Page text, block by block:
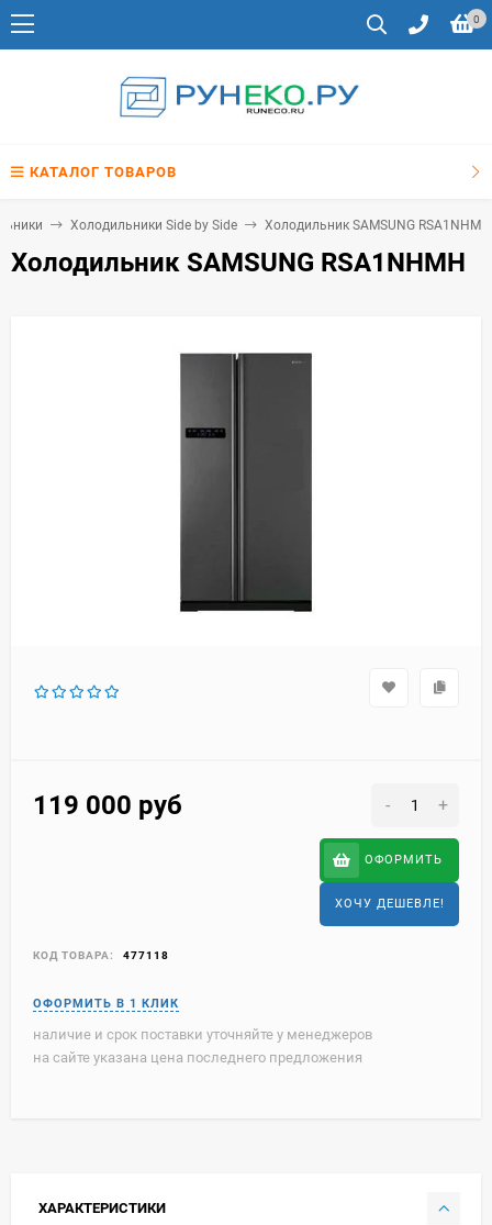
0
КАТАЛОГ ТОВАРОВ
Холодильники Side by Side Холодильник SAMSUNG RSA1NHMH
Холодильник SAMSUNG RSA1NHMH
119 000 руб - +
ОФОРМИТЬ
ХОЧУ ДЕШЕВЛЕ!
КОД ТОВАРА: 477118
наличие и срок поставки уточняйте у менеджеров
на сайте указана цена последнего предложения
ХАРАКТЕРИСТИКИ